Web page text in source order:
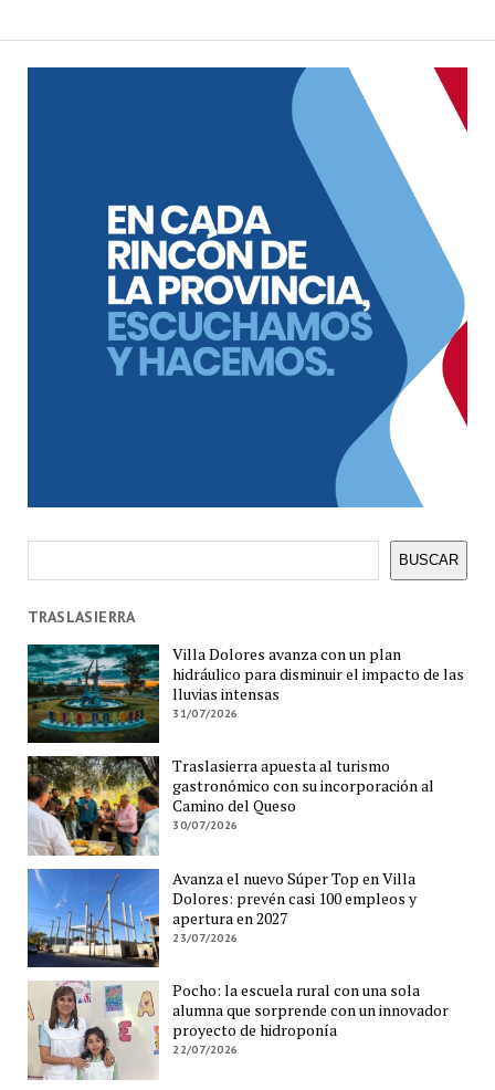
BUSCAR
TRASLASIERRA
Villa Dolores avanza con un plan
hidráulico para disminuir el impacto de las
lluvias intensas
31/07/2026
Traslasierra apuesta al turismo
gastronómico con su incorporación al
Camino del Queso
30/07/2026
Avanza el nuevo Súper Top en Villa
Dolores: prevén casi 100 empleos y
apertura en 2027
23/07/2026
Pocho: la escuela rural con una sola
alumna que sorprende con un innovador
proyecto de hidroponía
22/07/2026